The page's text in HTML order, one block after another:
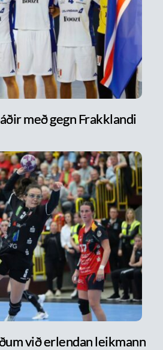
með gegn Frakklandi
við erlendan leikmann